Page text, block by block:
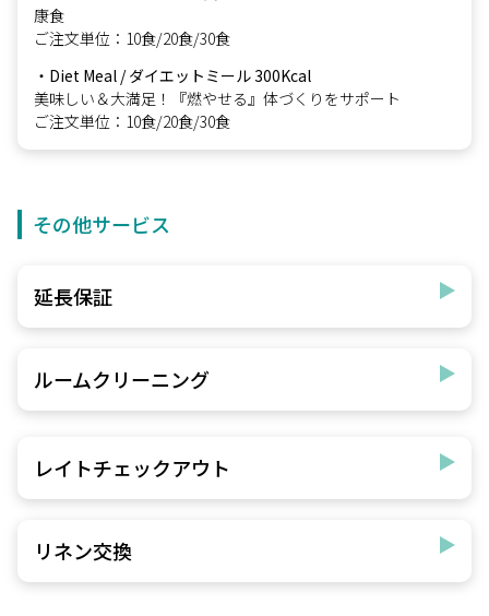
康食
ご注文単位：10食/20食/30食
・Diet Meal / ダイエットミール 300Kcal
美味しい＆大満足！『燃やせる』体づくりをサポート
ご注文単位：10食/20食/30食
その他サービス
延長保証
ルームクリーニング
レイトチェックアウト
リネン交換